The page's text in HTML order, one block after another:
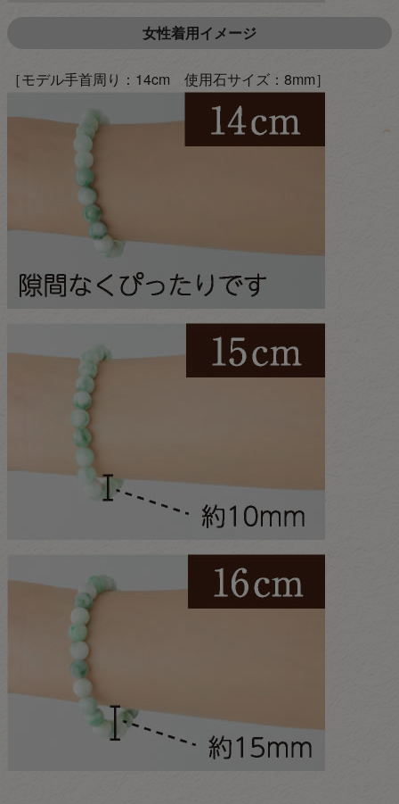
女性着用イメージ
［モデル手首周り：14cm 使用石サイズ：8mm］